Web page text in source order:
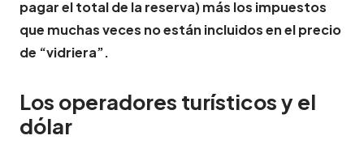
pagar el total de la reserva) más los impuestos
que muchas veces no están incluidos en el precio
de “vidriera”.
Los operadores turísticos y el
dólar